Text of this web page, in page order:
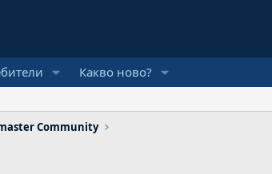
Какво ново?
Community